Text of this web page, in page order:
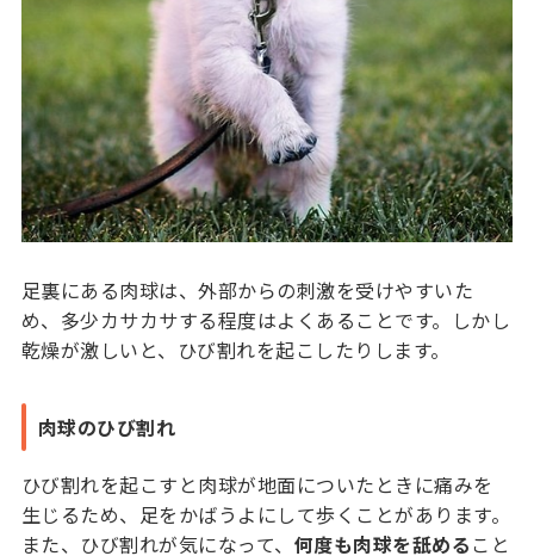
足裏にある肉球は、外部からの刺激を受けやすいた
め、多少カサカサする程度はよくあることです。しかし
乾燥が激しいと、ひび割れを起こしたりします。
肉球のひび割れ
ひび割れを起こすと肉球が地面についたときに痛みを
生じるため、足をかばうよにして歩くことがあります。
また、ひび割れが気になって、 何度も肉球を舐める こと